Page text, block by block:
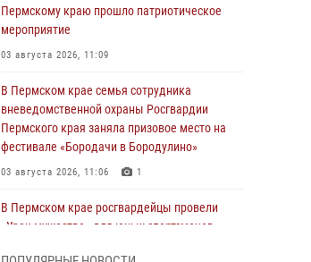
Пермскому краю прошло патриотическое
мероприятие
03 августа 2026, 11:09
В Пермском крае семья сотрудника
вневедомственной охраны Росгвардии
Пермского края заняла призовое место на
фестивале «Бородачи в Бородулино»
03 августа 2026, 11:06 1
В Пермском крае росгвардейцы провели
«Урок мужества» для юных спортсменов